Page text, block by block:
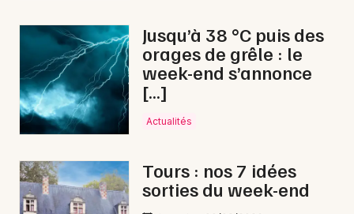
Artistes en tournée
Actus à Chinon
Magazine à Chinon
Jusqu’à 38 °C puis des
orages de grêle : le
week-end s’annonce
[…]
Actualités
Tours : nos 7 idées
sorties du week-end